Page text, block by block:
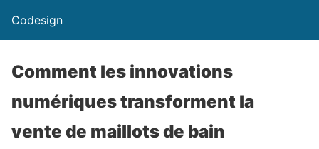
Codesign
Comment les innovations
numériques transforment la
vente de maillots de bain